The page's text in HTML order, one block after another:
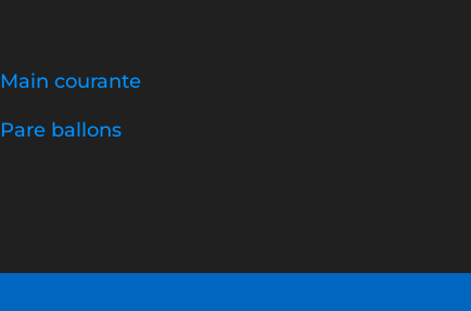
Main courante
Pare ballons